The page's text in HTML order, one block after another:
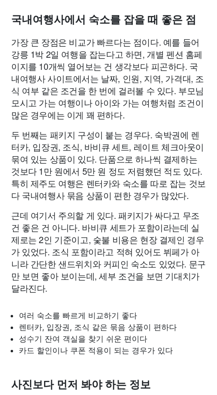
국내여행사에서 숙소를 잡을 때 좋은 점
가장 큰 장점은 비교가 빠르다는 점이다. 예를 들어
강릉 1박 2일 여행을 잡는다고 하면, 개별 펜션 홈페
이지를 10개씩 열어보는 건 생각보다 피곤하다. 국
내여행사 사이트에서는 날짜, 인원, 지역, 가격대, 조
식 여부 같은 조건을 한 번에 걸러볼 수 있다. 부모님
모시고 가는 여행이나 아이와 가는 여행처럼 조건이
많은 경우에는 이게 꽤 편하다.
두 번째는 패키지 구성이 붙는 경우다. 숙박권에 렌
터카, 입장권, 조식, 바비큐 세트, 레이트 체크아웃이
묶여 있는 상품이 있다. 단품으로 하나씩 결제하는
것보다 1만 원에서 5만 원 정도 저렴했던 적도 있다.
특히 제주도 여행은 렌터카와 숙소를 따로 잡는 것보
다 국내여행사 묶음 상품이 편한 경우가 많았다.
근데 여기서 주의할 게 있다. 패키지가 싸다고 무조
건 좋은 건 아니다. 바비큐 세트가 포함이라는데 실
제로는 2인 기준이고, 숯불 비용은 현장 결제인 경우
가 있었다. 조식 포함이라고 적혀 있어도 뷔페가 아
니라 간단한 샌드위치와 커피인 숙소도 있었다. 문구
만 보면 좋아 보이는데, 세부 조건을 보면 기대치가
달라진다.
여러 숙소를 빠르게 비교하기 좋다
렌터카, 입장권, 조식 같은 묶음 상품이 편하다
성수기 잔여 객실을 찾기 쉬운 편이다
카드 할인이나 쿠폰 적용이 되는 경우가 있다
사진보다 먼저 봐야 하는 정보